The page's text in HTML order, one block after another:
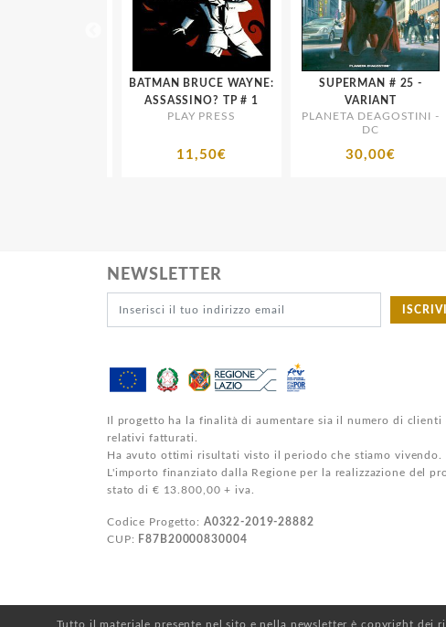
BATMAN BRUCE WAYNE:
ASSASSINO? TP # 1
PLAY PRESS
11,50€
SUPERMAN # 25 -
VARIANT
PLANETA DEAGOSTINI -
DC
30,00€
NEWSLETTER
Il progetto ha la finalità di aumentare sia il numero di clienti
relativi fatturati.
Ha avuto ottimi risultati visto il periodo che stiamo vivendo.
L'importo finanziato dalla Regione per la realizzazione del
stato di € 13.800,00 + iva.
Codice Progetto: A0322-2019-28882
CUP: F87B20000830004
Tutto il materiale presente nel sito e nella newsletter è copyright